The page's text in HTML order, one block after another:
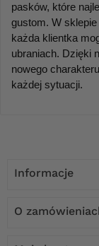
pasków, które
gustom. W
każda klientka
ubraniach. Dzięki
nowego
każdej sytuacji.
Informacje
O